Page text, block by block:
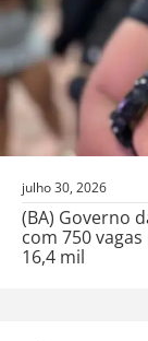
julho 30, 2026
(BA) Governo
com 750
16,4 mil